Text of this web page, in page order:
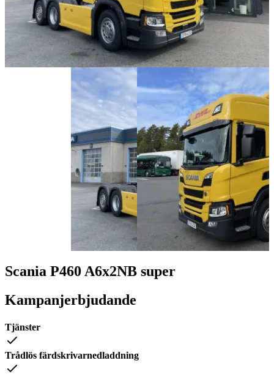
Scania P460 A6x2NB super
Kampanjerbjudande
Tjänster
Trådlös färdskrivarnedladdning